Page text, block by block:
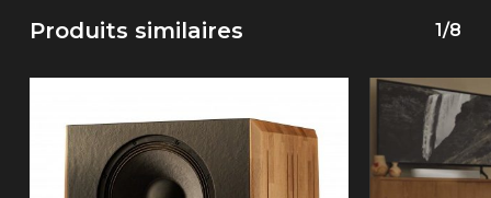
Produits similaires 1/8